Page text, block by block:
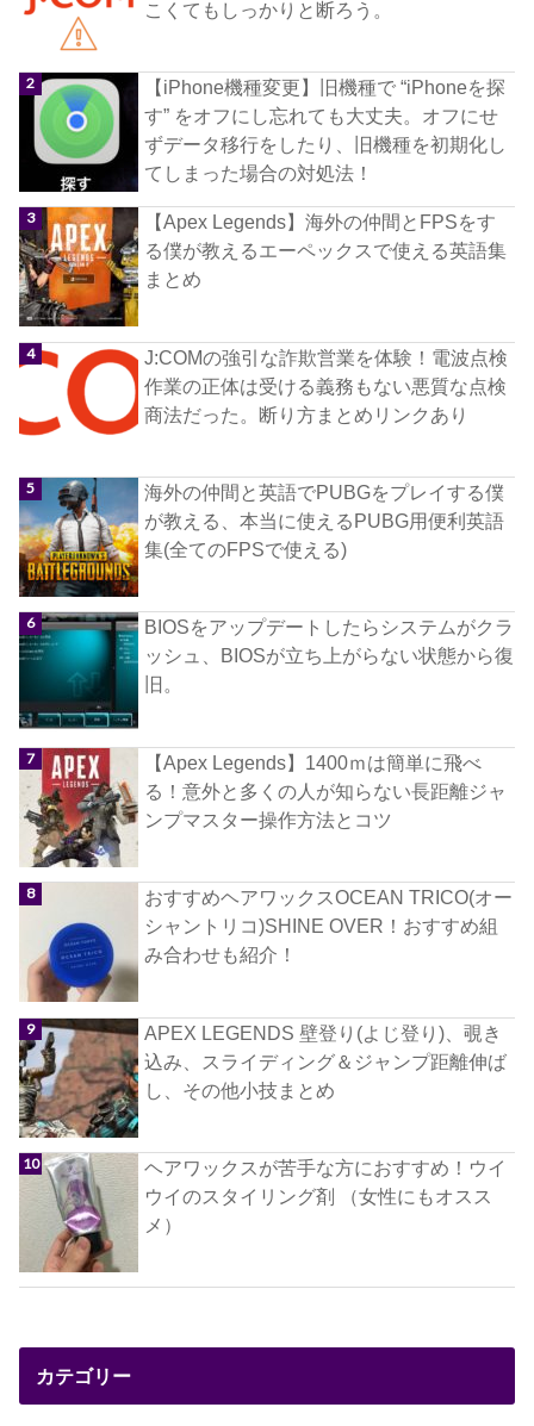
こくてもしっかりと断ろう。
【iPhone機種変更】旧機種で “iPhoneを探
す” をオフにし忘れても大丈夫。オフにせ
ずデータ移行をしたり、旧機種を初期化し
てしまった場合の対処法！
【Apex Legends】海外の仲間とFPSをす
る僕が教えるエーペックスで使える英語集
まとめ
J:COMの強引な詐欺営業を体験！電波点検
作業の正体は受ける義務もない悪質な点検
商法だった。断り方まとめリンクあり
海外の仲間と英語でPUBGをプレイする僕
が教える、本当に使えるPUBG用便利英語
集(全てのFPSで使える)
BIOSをアップデートしたらシステムがクラ
ッシュ、BIOSが立ち上がらない状態から復
旧。
【Apex Legends】1400ｍは簡単に飛べ
る！意外と多くの人が知らない長距離ジャ
ンプマスター操作方法とコツ
おすすめヘアワックスOCEAN TRICO(オー
シャントリコ)SHINE OVER！おすすめ組
み合わせも紹介！
APEX LEGENDS 壁登り(よじ登り)、覗き
込み、スライディング＆ジャンプ距離伸ば
し、その他小技まとめ
ヘアワックスが苦手な方におすすめ！ウイ
ウイのスタイリング剤 （女性にもオスス
メ）
カテゴリー